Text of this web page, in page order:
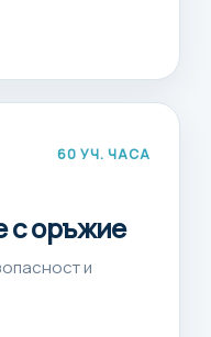
60 УЧ. ЧАСА
с оръжие
и